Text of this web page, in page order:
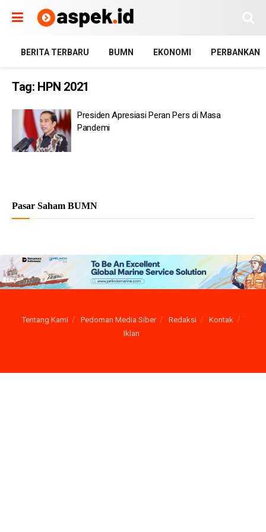
BERITA TERBARU BUMN EKONOMI PERBANKAN
Tag: HPN 2021
Presiden Apresiasi Peran Pers di Masa
Pandemi
Pasar Saham BUMN
Tentang Kami Pedoman Media Siber Redaksi
Kontak
Iklan